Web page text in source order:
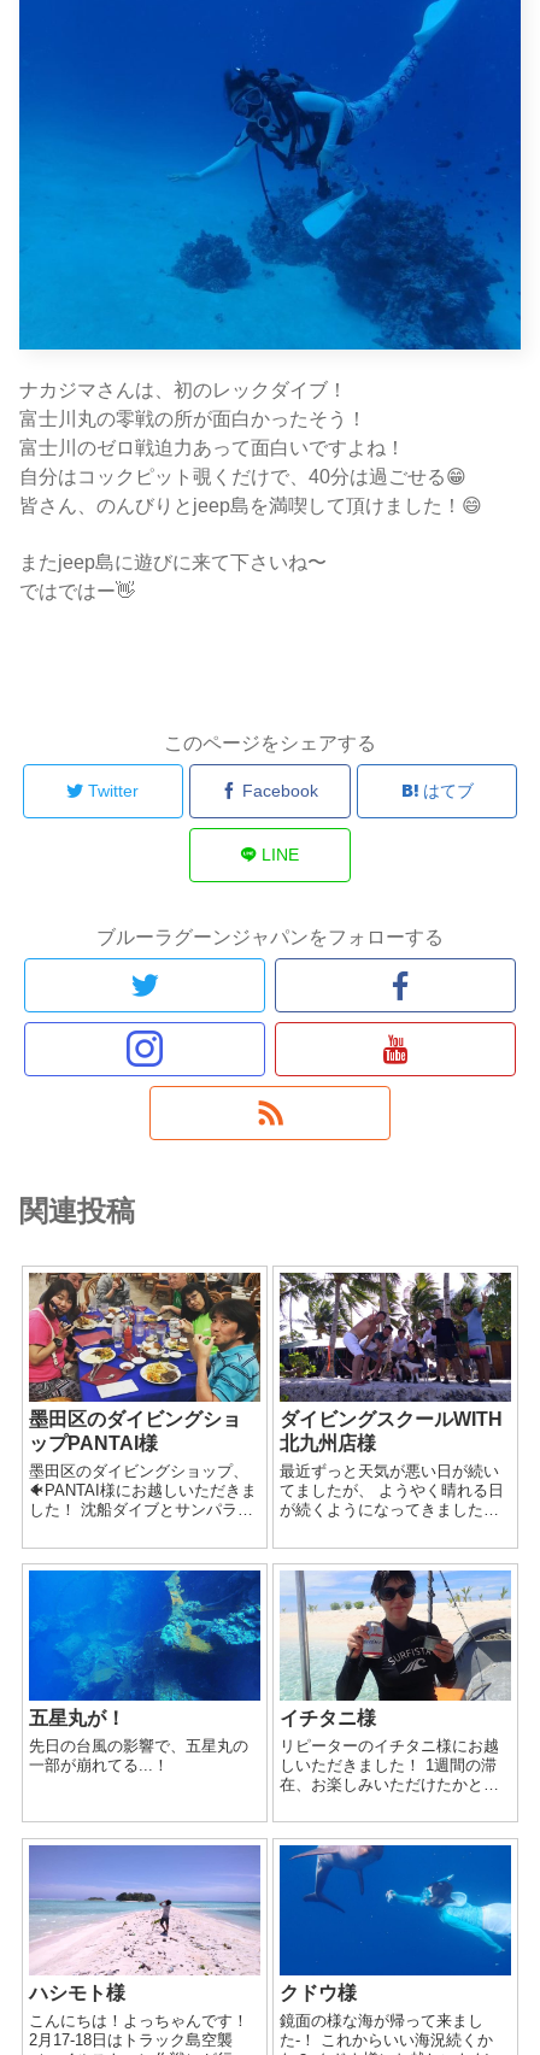
ナカジマさんは、初のレックダイブ！
富士川丸の零戦の所が面白かったそう！
富士川のゼロ戦迫力あって面白いですよね！
自分はコックピット覗くだけで、40分は過ごせる😁
皆さん、のんびりとjeep島を満喫して頂けました！😄
またjeep島に遊びに来て下さいね〜
ではではー👋
このページをシェアする
Twitter Facebook はてブ
LINE
ブルーラグーンジャパンをフォローする
関連投稿
墨田区のダイビングショ
ップPANTAI様
墨田区のダイビングショップ、
🐠PANTAI様にお越しいただきま
した！ 沈船ダイブとサンパラダ
しみいただきました！ スカイツ
リーでジープ島のプラネタリウ
ダイビングスクールWITH
北九州店様
最近ずっと天気が悪い日が続い
てましたが、 ようやく晴れる日
が続くようになってきました！
酒がホントに美味しい。🍺(>_< )
今週は、「ダイビングスクール
WITH 北九...
五星丸が！
先日の台風の影響で、五星丸の
一部が崩れてる...！
イチタニ様
リピーターのイチタニ様にお越
しいただきました！ 1週間の滞
在、お楽しみいただけたかと！
の、開始１分で見つかるミラク
ルありました！😆 ヘトヘトなる
まで遊んで貰えました🐬...
ハシモト様
こんにちは！よっちゃんです！
2月17-18日はトラック島空襲
クドウ様
鏡面の様な海が帰って来まし
た-！ これからいい海況続くか